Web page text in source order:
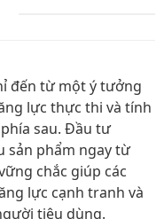
đến từ một ý tưởng
lực thực thi và tính
sau. Đầu tư
sản phẩm ngay từ
chắc giúp các
lực cạnh tranh và
tiêu dùng.